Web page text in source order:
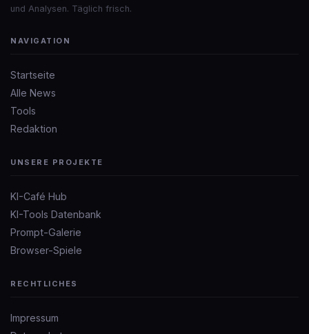
und Analysen. Täglich frisch.
NAVIGATION
Startseite
Alle News
Tools
Redaktion
UNSERE PROJEKTE
KI-Café Hub
KI-Tools Datenbank
Prompt-Galerie
Browser-Spiele
RECHTLICHES
Impressum